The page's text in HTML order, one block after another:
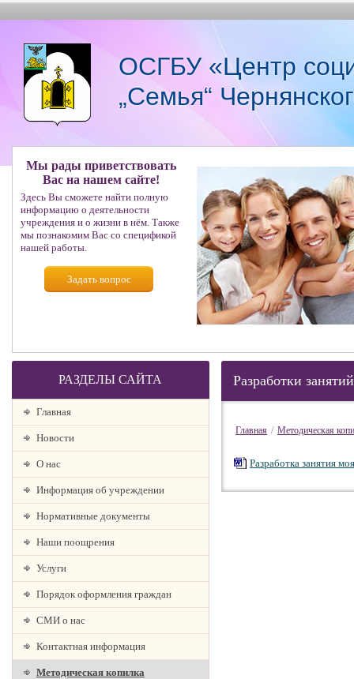
ОСГБУ «Центр
„Семья“
Мы рады приветствовать
Вас на нашем сайте!
Здесь Вы сможете найти полную
информацию о деятельности
учреждения и о жизни в нём. Также
мы познакомим Вас со спецификой
нашей работы.
Задать вопрос
РАЗДЕЛЫ САЙТА
Главная
Новости
О наc
Информация об учреждении
Нормативные документы
Наши поощрения
Услуги
Порядок оформления граждан
СМИ о нас
Контактная информация
Методическая копилка
Разработки
Главная / Методическая
Разработка занятия